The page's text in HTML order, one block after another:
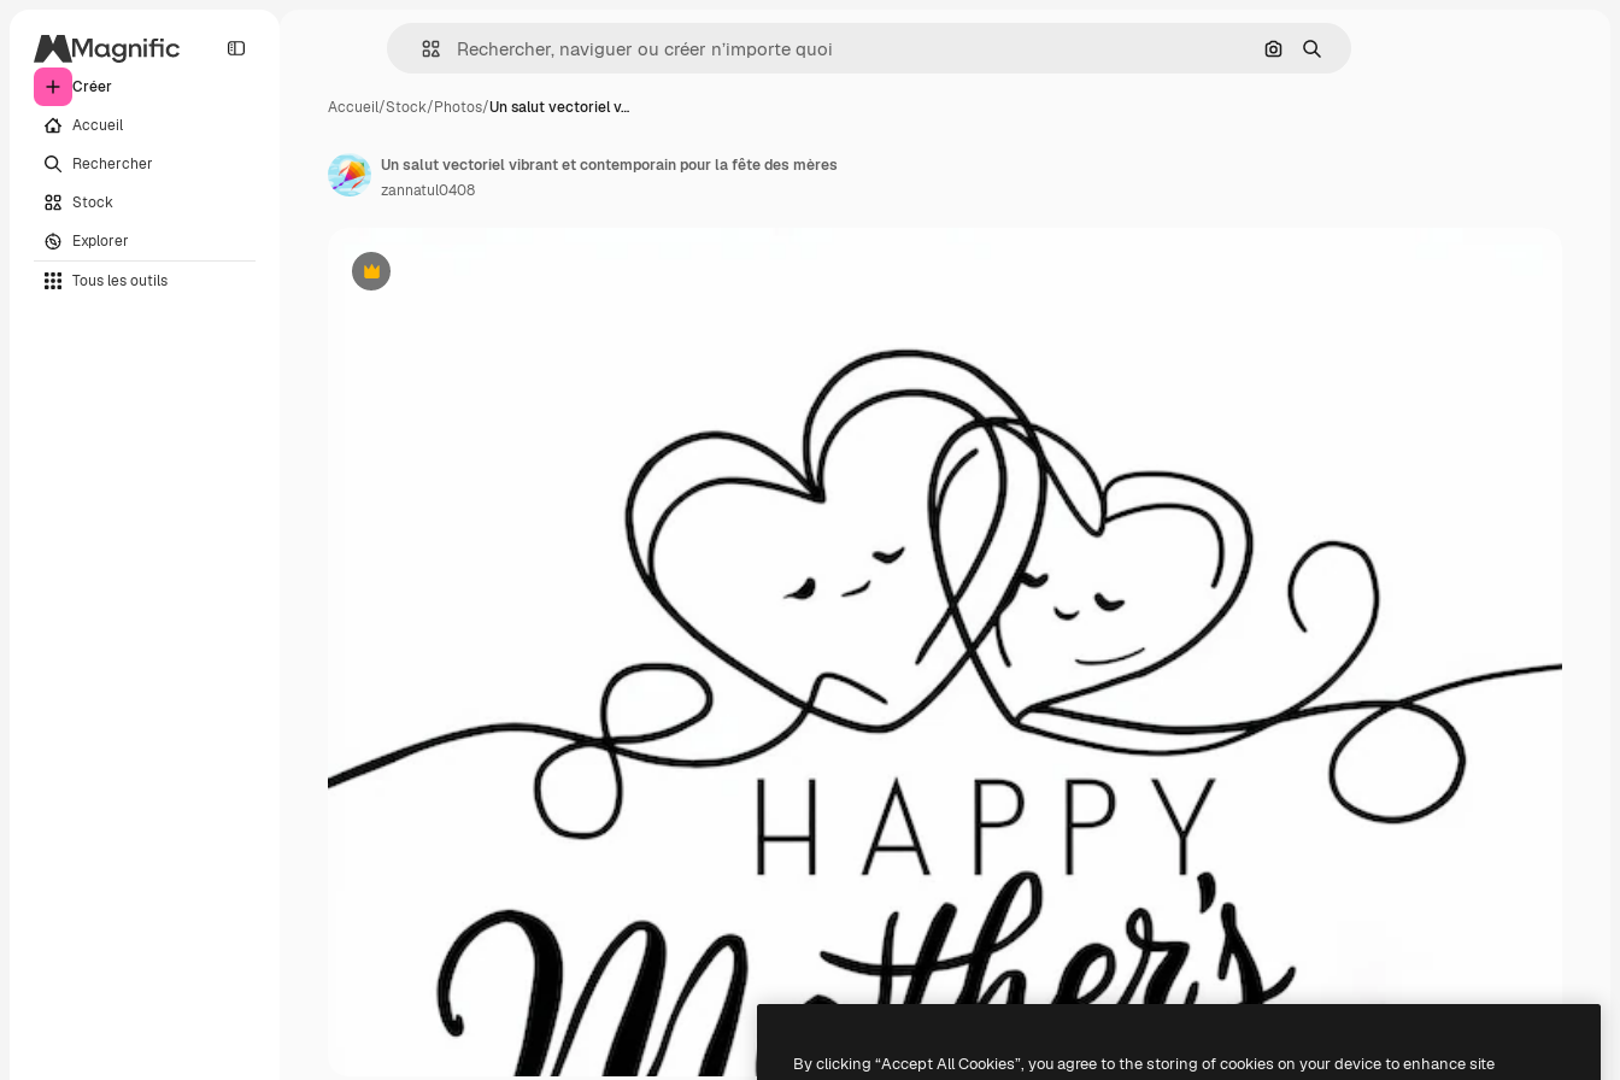
Créer
Accueil
Rechercher
Stock
Explorer
Tous les outils
Rechercher par image
Rechercher
Accueil/Stock/Photos/Un salut vectoriel v…
Premium
Un salut vectoriel vibrant et contemporain pour la fête des mères
zannatul0408
By clicking “Accept All Cookies”, you agree to the storing of cookies on your device to enhance site